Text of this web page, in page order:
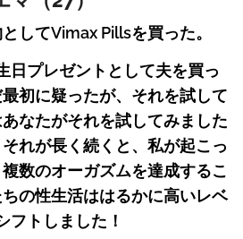
してVimax Pillsを買った。
日プレゼントとして夫を買っ
初に疑ったが、それを試して
なたがそれを試してみました
れが長く続くと、私が起こっ
数のオーガズムを達成するこ
の性生活ははるかに高いレベ
フトしました！